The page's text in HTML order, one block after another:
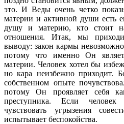
это. И Веды очень четко
материи и активной души есть
душу и материю, кто стоит
отношения. Итак, мы
выводу: закон кармы
потому что именно Он
материи. Человек хотел бы
но кара неизбежно приходит.
собственном опыте
потому Он проявляет себя
преступника. Если
чувствовать угрызения
испытывает беспокойства.